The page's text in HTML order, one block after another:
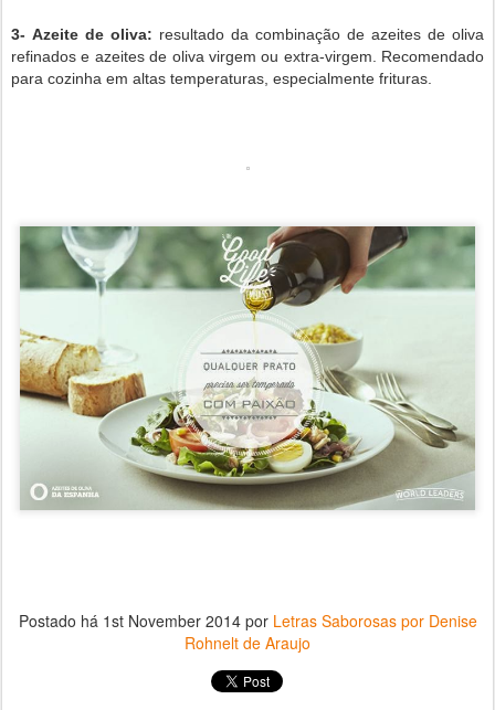
3- Azeite de oliva: resultado da combinação de azeites de oliva
refinados e azeites de oliva virgem ou extra-virgem. Recomendado
para cozinha em altas temperaturas, especialmente frituras.
Postado há 1st November 2014por Letras Saborosas por Denise
Rohnelt de Araujo